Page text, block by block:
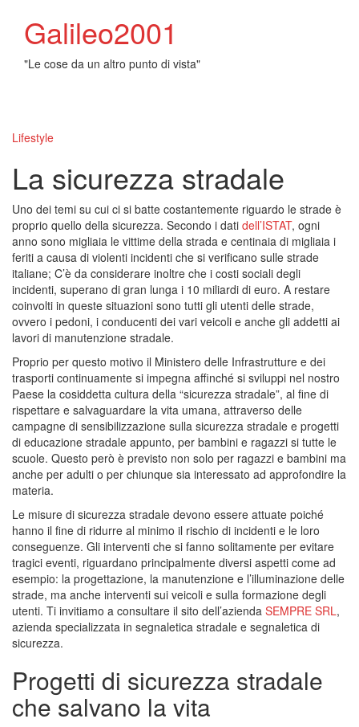
Galileo2001
"Le cose da un altro punto di vista"
Lifestyle
La sicurezza stradale
Uno dei temi su cui ci si batte costantemente riguardo le strade è
proprio quello della sicurezza. Secondo i dati dell’ISTAT, ogni
anno sono migliaia le vittime della strada e centinaia di migliaia i
feriti a causa di violenti incidenti che si verificano sulle strade
italiane; C’è da considerare inoltre che i costi sociali degli
incidenti, superano di gran lunga i 10 miliardi di euro. A restare
coinvolti in queste situazioni sono tutti gli utenti delle strade,
ovvero i pedoni, i conducenti dei vari veicoli e anche gli addetti ai
lavori di manutenzione stradale.
Proprio per questo motivo il Ministero delle Infrastrutture e dei
trasporti continuamente si impegna affinché si sviluppi nel nostro
Paese la cosiddetta cultura della “sicurezza stradale”, al fine di
rispettare e salvaguardare la vita umana, attraverso delle
campagne di sensibilizzazione sulla sicurezza stradale e progetti
di educazione stradale appunto, per bambini e ragazzi si tutte le
scuole. Questo però è previsto non solo per ragazzi e bambini ma
anche per adulti o per chiunque sia interessato ad approfondire la
materia.
Le misure di sicurezza stradale devono essere attuate poiché
hanno il fine di ridurre al minimo il rischio di incidenti e le loro
conseguenze. Gli interventi che si fanno solitamente per evitare
tragici eventi, riguardano principalmente diversi aspetti come ad
esempio: la progettazione, la manutenzione e l’illuminazione delle
strade, ma anche interventi sui veicoli e sulla formazione degli
utenti. Ti invitiamo a consultare il sito dell’azienda SEMPRE SRL,
azienda specializzata in segnaletica stradale e segnaletica di
sicurezza.
Progetti di sicurezza stradale
che salvano la vita